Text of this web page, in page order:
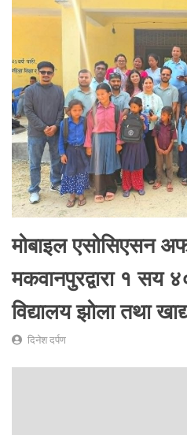
मोबाइल एसोसिएसन
मकवानपुरद्वारा १ सय
विद्यालय झोला तथा
दिनेश दर्पण